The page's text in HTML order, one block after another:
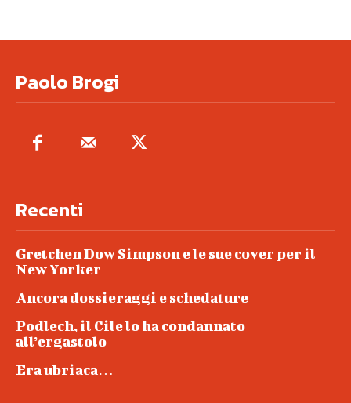
Paolo Brogi
Recenti
Gretchen Dow Simpson e le sue cover per il
New Yorker
Ancora dossieraggi e schedature
Podlech, il Cile lo ha condannato
all’ergastolo
Era ubriaca…